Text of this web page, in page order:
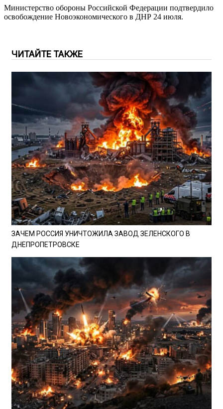
Министерство обороны Российской Федерации подтвердило
освобождение Новоэкономического в ДНР 24 июля.
ЧИТАЙТЕ ТАКЖЕ
ЗАЧЕМ РОССИЯ УНИЧТОЖИЛА ЗАВОД ЗЕЛЕНСКОГО В
ДНЕПРОПЕТРОВСКЕ